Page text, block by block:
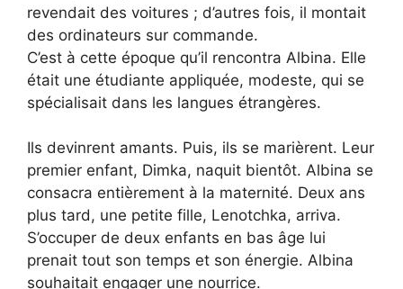
revendait des voitures ; d’autres fois, il montait
des ordinateurs sur commande.
C’est à cette époque qu’il rencontra Albina. Elle
était une étudiante appliquée, modeste, qui se
spécialisait dans les langues étrangères.
Ils devinrent amants. Puis, ils se marièrent. Leur
premier enfant, Dimka, naquit bientôt. Albina se
consacra entièrement à la maternité. Deux ans
plus tard, une petite fille, Lenotchka, arriva.
S’occuper de deux enfants en bas âge lui
prenait tout son temps et son énergie. Albina
souhaitait engager une nourrice.